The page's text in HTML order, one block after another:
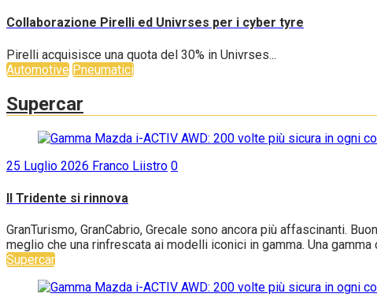
Collaborazione Pirelli ed Univrses per i cyber tyre
Pirelli acquisisce una quota del 30% in Univrses...
Automotive Pneumatici
Supercar
25 Luglio 2026 Franco Liistro 0
Il Tridente si rinnova
GranTurismo, GranCabrio, Grecale sono ancora più affascinanti.
meglio che una rinfrescata ai modelli iconici in gamma. Una gamma
Supercar